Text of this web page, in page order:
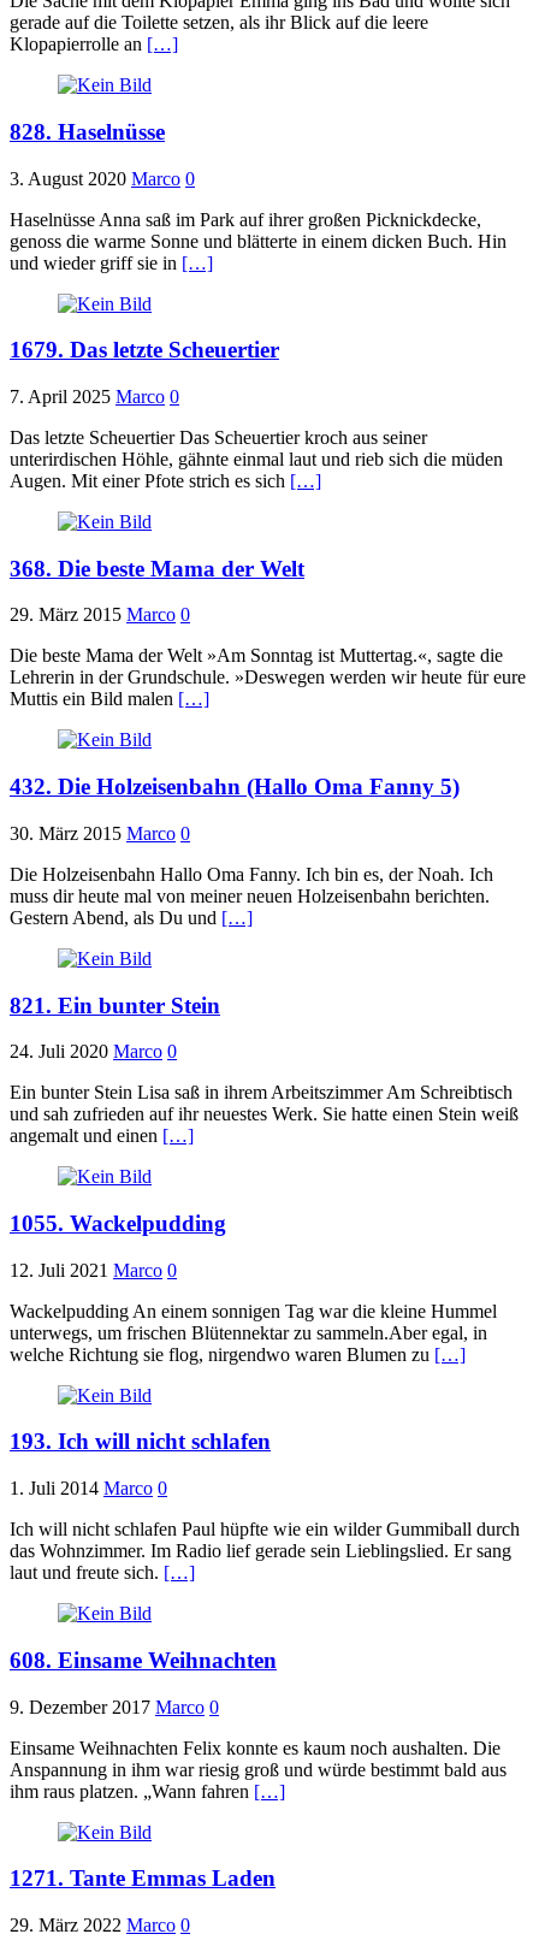
gerade auf die Toilette setzen, als ihr Blick auf die leere
Klopapierrolle an […]
828. Haselnüsse
3. August 2020 Marco 0
Haselnüsse Anna saß im Park auf ihrer großen Picknickdecke,
genoss die warme Sonne und blätterte in einem dicken Buch. Hin
und wieder griff sie in […]
1679. Das letzte Scheuertier
7. April 2025 Marco 0
Das letzte Scheuertier Das Scheuertier kroch aus seiner
unterirdischen Höhle, gähnte einmal laut und rieb sich die müden
Augen. Mit einer Pfote strich es sich […]
368. Die beste Mama der Welt
29. März 2015 Marco 0
Die beste Mama der Welt »Am Sonntag ist Muttertag.«, sagte die
Lehrerin in der Grundschule. »Deswegen werden wir heute für eure
Muttis ein Bild malen […]
432. Die Holzeisenbahn (Hallo Oma Fanny 5)
30. März 2015 Marco 0
Die Holzeisenbahn Hallo Oma Fanny. Ich bin es, der Noah. Ich
muss dir heute mal von meiner neuen Holzeisenbahn berichten.
Gestern Abend, als Du und […]
821. Ein bunter Stein
24. Juli 2020 Marco 0
Ein bunter Stein Lisa saß in ihrem Arbeitszimmer Am Schreibtisch
und sah zufrieden auf ihr neuestes Werk. Sie hatte einen Stein weiß
angemalt und einen […]
1055. Wackelpudding
12. Juli 2021 Marco 0
Wackelpudding An einem sonnigen Tag war die kleine Hummel
unterwegs, um frischen Blütennektar zu sammeln.Aber egal, in
welche Richtung sie flog, nirgendwo waren Blumen zu […]
193. Ich will nicht schlafen
1. Juli 2014 Marco 0
Ich will nicht schlafen Paul hüpfte wie ein wilder Gummiball durch
das Wohnzimmer. Im Radio lief gerade sein Lieblingslied. Er sang
laut und freute sich. […]
608. Einsame Weihnachten
9. Dezember 2017 Marco 0
Einsame Weihnachten Felix konnte es kaum noch aushalten. Die
Anspannung in ihm war riesig groß und würde bestimmt bald aus
ihm raus platzen. „Wann fahren […]
1271. Tante Emmas Laden
29. März 2022 Marco 0